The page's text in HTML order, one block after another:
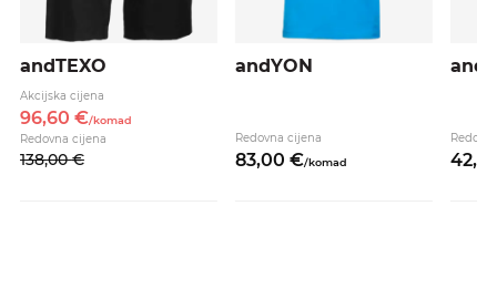
andTEXO
Akcijska cijena
96,60 €/komad
Redovna cijena
138,00 €
andYON
Redovna cijena
83,00 €/komad 42,